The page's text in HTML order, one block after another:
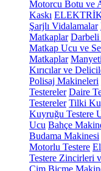
Motorcu Botu ve
Kaskı
Şarjlı Vidalamalar
Matkaplar
Matkap Ucu ve
Matkaplar
Kırıcılar ve
Polisaj Makineleri
Testereler Daire
Testereler Tilki
Kuyruğu Testere
Ucu Bahçe
Budama Makinesi
Motorlu Testere
Testere Zincirleri
Çim Biçme